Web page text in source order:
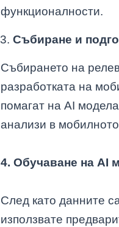
функционалности.
Събиране и
Събирането на
разработката на
помагат на AI
анализи в
4. Обучаване на AI
След като данните
използвате